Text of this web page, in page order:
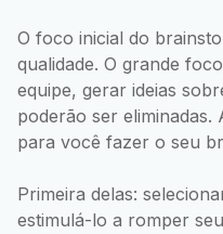
O foco inicial do
qualidade. O grande
equipe, gerar ideias
poderão ser eliminadas.
para você fazer o seu
Primeira delas:
estimulá-lo a romper